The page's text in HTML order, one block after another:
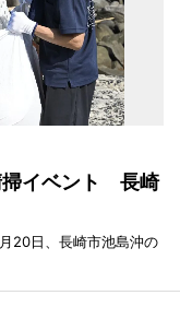
掃イベント 長崎
20日、長崎市池島沖の